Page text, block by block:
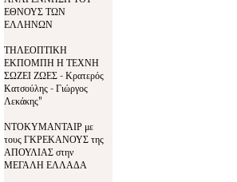
ΕΘΝΟΥΣ ΤΩΝ
ΕΛΛΗΝΩΝ
ΤΗΛΕΟΠΤΙΚΗ
ΕΚΠΟΜΠΗ Η ΤΕΧΝΗ
ΣΩΖΕΙ ΖΩΕΣ - Κρατερός
Κατσούλης - Γιώργος
Λεκάκης"
ΝΤΟΚΥΜΑΝΤΑΙΡ με
τους ΓΚΡΕΚΑΝΟΥΣ της
ΑΠΟΥΛΙΑΣ στην
ΜΕΓΑΛΗ ΕΛΛΑΔΑ